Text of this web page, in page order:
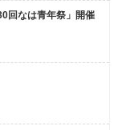
回なは青年祭」開催